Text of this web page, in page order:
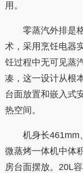
用。
零蒸汽外排是
术，采用烹饪电器
饪过程中无可见蒸
凑，这一设计从根
台面放置和嵌入式
热空间。
机身长461mm
微蒸烤一体机中体
房台面摆放。20L